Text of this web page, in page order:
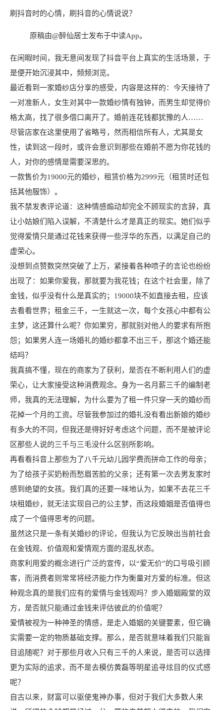
刷抖音时的心情，刷抖音的心情说说？
原稿由@醉仙居士发布于中读App。
在闲暇时间，我无意间发现了抖音平台上真实的生活场景，于
是便开始沉浸其中，频频浏览。
最近看到一家婚纱店分享的感受，内容是这样的：今天接待了
一对准新人，女生对其中一款婚纱情有独钟，而男生却觉得价
格太高，找了很多借口离开了。婚前连花钱都犹豫的人……
尽管店家在这里使用了省略号，然而相信所有人，尤其是女
性，读到这一段时，或许会意识到那些在婚前不愿为你花钱的
人，对你的感情是需要深思的。
一款售价为19000元的婚纱，租赁价格为2999元（租赁时还包
括其他服饰）。
我不禁发表评论道：这种情感煽动却完全不顾现实的言辞，真
让小姑娘们陷入误解，不清楚什么才是真正的现实。她们似乎
觉得爱情只是通过花钱来获得一些浮华的东西，以满足自己的
虚荣心。
没想到点赞数突然突破了上万，紧接着各种喷子的言论也纷纷
出现了：如果你爱我，那就要为我花钱；在这个社会里，除了
金钱，似乎没有什么是真实的；19000块不如直接去租，应该
去看看世界；租金三千，一生就这一次，每个女孩心中都有公
主梦，这还算什么呢？你如果穷，那就别对他人的要求有所抱
怨；如果男人连一场婚礼的婚纱都拿不出三千，那这个婚还能
结吗？
我真搞不懂，现在的商家为了获利，是否在不断利用人们的虚
荣心，让大家接受这种消费观念。身为一名月薪三千的编制老
师，我真的无法理解，为什么要为了租一件只穿一天的婚纱而
花掉一个月的工资。尽管我参加过的婚礼没有看出新娘的婚纱
有多大的不同，但我还是得好好考虑这个问题，而不是被评论
区那些人说的三千与三毛没什么区别所影响。
再看看抖音上那些为了八千元幼儿园学费而拼命工作的母亲；
为了给孩子买奶粉而愁眉苦脸的父亲；还有第一次去男友家时
感到绝望的女孩。我们真的还要一味地认为，如果不去花三千
块租婚纱，就无法实现自己的公主梦，而这段婚姻是否值得也
成了一个值得思考的问题。
虽然这只是一条有关婚纱的评论，但我认为它反映出当前社会
在金钱观、价值观和爱情观方面的混乱状态。
商家利用爱的概念进行广泛的宣传，以“爱无价”的口号吸引顾
客，而消费者则常常将经济能力作为衡量对方爱的标准。但这
种观念真的是我们应有的爱情与金钱观吗？步入婚姻殿堂的双
方，是否就只能通过金钱来评估彼此的价值呢？
爱情被视为一种神圣的情感，是走入婚姻的关键要素，但它确
实需要一定的物质基础支撑。那么，是否就意味着我们只能盲
目追随呢？对于那些月收入只有三千的人来说，是否可以选择
更为实际的追求，而不是去模仿黄磊等明星追寻炫目的仪式感
呢？
自古以来，财富可以驱使鬼神办事，但对于我们大多数人来